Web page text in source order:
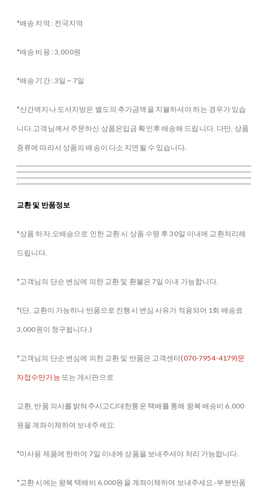
*배송 지역 : 전국지역
*배송 비용 : 3,000원
*배송 기간 : 3일 ~ 7일
*산간벽지나 도서지방은 별도의 추가금액을 지불하셔야 하는 경우가 있습
니다.고객님께서 주문하신 상품은입금 확인후 배송해 드립니다. 다만, 상품
종류에 따라서 상품의 배송이 다소 지연될 수 있습니다.
교환 및 반품정보
*상품 하자,오배송으로 인한 교환 시 상품 수령 후 30일 이내에 교환처리해
드립니다.
*고객님의 단순 변심에 의한 교환 및 환불은 7일 이내 가능합니다.
*(단, 교환이 가능하나 반품으로 진행시 변심 사유가 적용되어 1회 배송료
3,000원이 청구됩니다.)
*고객님의 단순 변심에 의한 교환 및 반품은 고객센터(070-7954-4179)문
자접수만가능 또는 게시판으로
교환, 반품 의사를 밝혀주시고CJ대한통운 택배를 통해 왕복 배송비 6,000
원을 계좌이체하여 보내주세요.
*미사용 제품에 한하여 7일 이내에 상품을 보내주셔야 처리 가능합니다.
*교환 시에는 왕복 택배비 6,000원을 계좌이체하여 보내주세요.-부분반품